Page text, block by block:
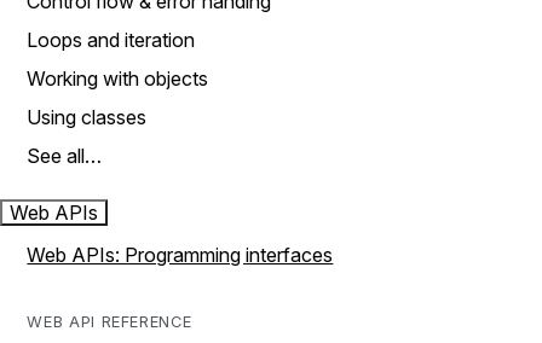
Loops and iteration
Working with objects
Using classes
See all…
Web APIs
Web APIs: Programming interfaces
WEB API REFERENCE